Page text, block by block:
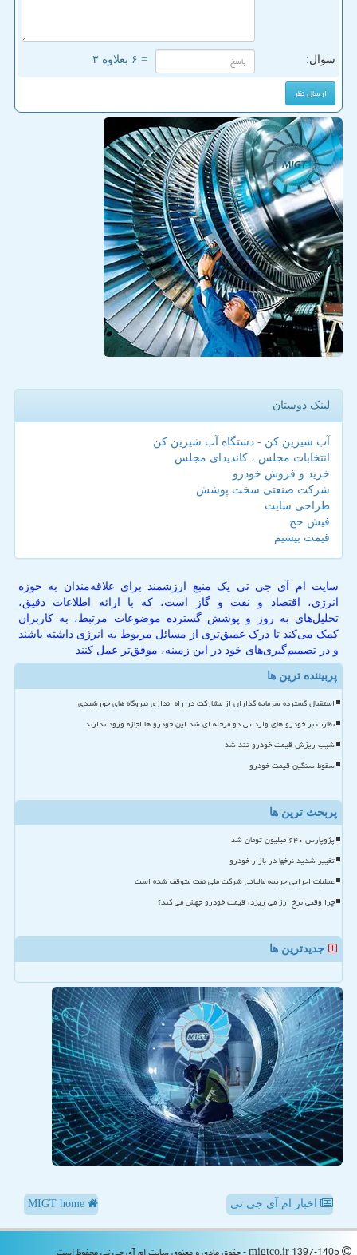
سوال: = ۶ بعلاوه ۳
لینک دوستان
آب شیرین کن - دستگاه آب شیرین کن
انتخابات مجلس ، کاندیدای مجلس
خرید و فروش خودرو
شرکت صنعتی سخت پوشش
طراحی سایت
فیش حج
قیمت بیسیم
سایت ام آی جی تی یک منبع ارزشمند برای علاقه‌مندان به حوزه
انرژی، اقتصاد و نفت و گاز است، که با ارائه اطلاعات دقیق،
تحلیل‌های به روز و پوشش گسترده موضوعات مرتبط، به کاربران
کمک می‌کند تا درک عمیق‌تری از مسائل مربوط به انرژی داشته باشند
و در تصمیم‌گیری‌های خود در این زمینه، موفق‌تر عمل کنند
پربیننده ترین ها
استقبال گسترده سرمایه گذاران از مشارکت در راه اندازی نیروگاه های خورشیدی
نظارت بر خودرو های وارداتی دو مرحله ای شد این خودرو ها اجازه ورود ندارند
شیب ریزش قیمت خودرو تند شد
سقوط سنگین قیمت خودرو
پربحث ترین ها
پژوپارس ۶۴۰ میلیون تومان شد
تغییر شدید نرخها در بازار خودرو
عملیات اجرایی جریمه مالیاتی شرکت ملی نفت متوقف شده است
چرا وقتی نرخ ارز می ریزد، قیمت خودرو جهش می کند؟
جدیدترین ها
اخبار ام آی جی تی